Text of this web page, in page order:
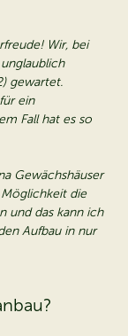
Wir, bei
gewartet.
ein
Fall hat es so
Gewächshäuser
Möglichkeit die
und das kann ich
Aufbau in nur